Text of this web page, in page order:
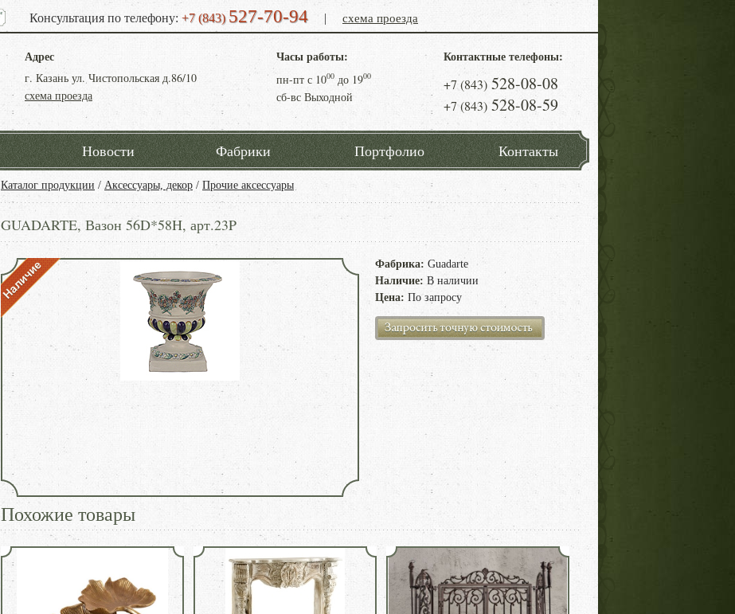
Консультация по телефону: +7 (843) 527-70-94 | схема проезда
Адрес
г. Казань ул. Чистопольская д.86/10
схема проезда
Часы работы:
пн-пт с 1000 до 1900
сб-вс Выходной
Контактные телефоны:
+7 (843) 528-08-08
+7 (843) 528-08-59
Новости Фабрики Портфолио Контакты
Каталог продукции / Аксессуары, декор / Прочие аксессуары
GUADARTE, Вазон 56D*58H, арт.23P
Фабрика: Guadarte
Наличие: В наличии
Цена: По запросу
Похожие товары